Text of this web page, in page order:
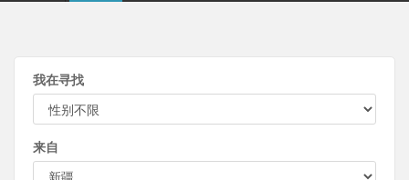
我在寻找
来自